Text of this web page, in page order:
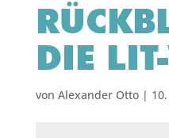
DIE
von Alexander Otto|